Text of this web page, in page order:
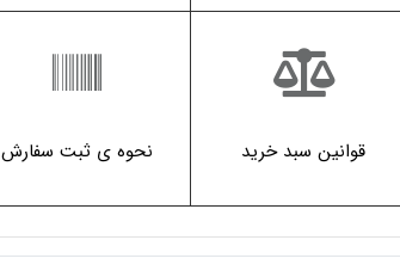
قوانین سبد خرید نحوه ی ثبت سفارش